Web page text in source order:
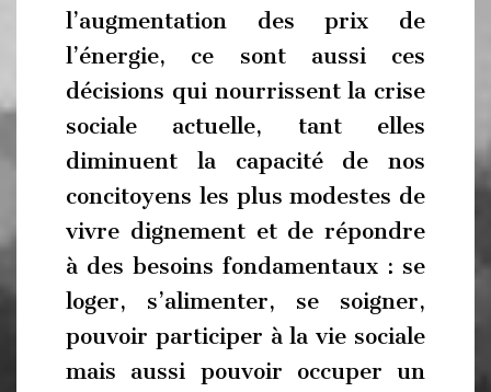
l’augmentation des prix de
l’énergie, ce sont aussi ces
décisions qui nourrissent la crise
sociale actuelle, tant elles
diminuent la capacité de nos
concitoyens les plus modestes de
vivre dignement et de répondre
à des besoins fondamentaux : se
loger, s’alimenter, se soigner,
pouvoir participer à la vie sociale
mais aussi pouvoir occuper un